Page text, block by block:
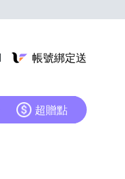
帳號綁定送
超贈點